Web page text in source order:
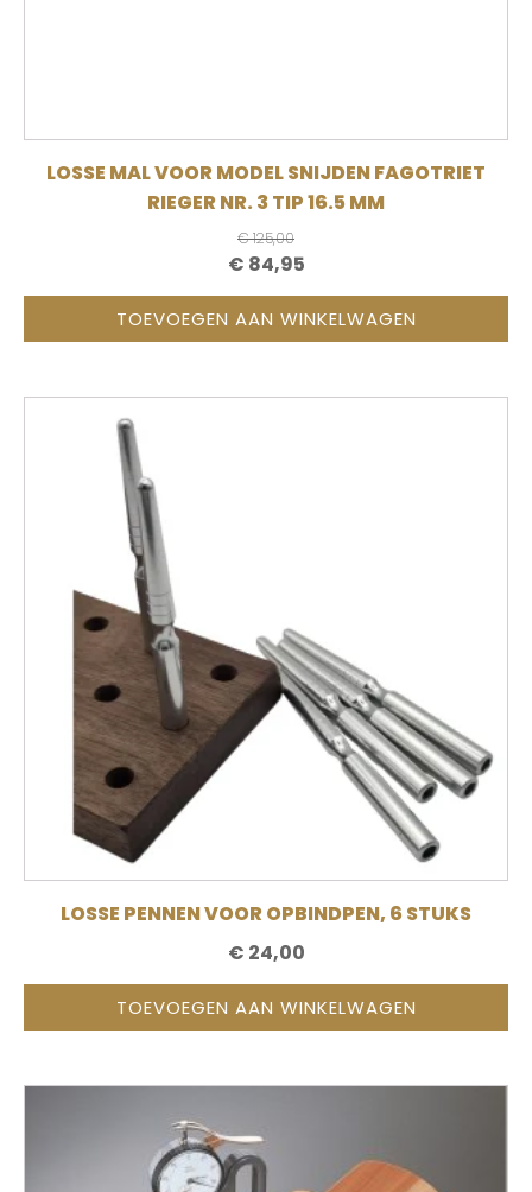
LOSSE MAL VOOR MODEL SNIJDEN FAGOTRIET
RIEGER NR. 3 TIP 16.5 MM
€125,00
OORSPRONKELIJKE
PRIJS
WAS:
€ 84,95HUIDIGE
PRIJS
IS:
TOEVOEGEN AAN WINKELWAGEN
LOSSE PENNEN VOOR OPBINDPEN, 6 STUKS
€ 24,00
TOEVOEGEN AAN WINKELWAGEN